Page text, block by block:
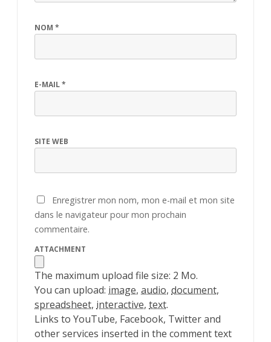
NOM *
E-MAIL*
SITE WEB
Enregistrer mon nom, mon e-mail et mon site
dans le navigateur pour mon prochain
commentaire.
ATTACHMENT
The maximum upload file size: 2 Mo.
You can upload: image, audio, document,
spreadsheet, interactive, text.
Links to YouTube, Facebook, Twitter and
other services inserted in the comment text